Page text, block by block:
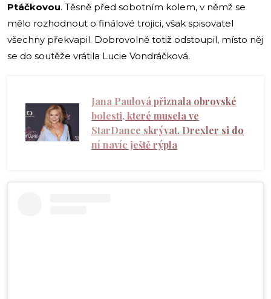
Ptáčkovou. Těsně před sobotním kolem, v němž se
mělo rozhodnout o finálové trojici, však spisovatel
všechny překvapil. Dobrovolně totiž odstoupil, místo něj
se do soutěže vrátila Lucie Vondráčková.
Jana Paulová přiznala obrovské
bolesti, které musela ve
StarDance skrývat. Drexler si do
ní navíc ještě rýpla